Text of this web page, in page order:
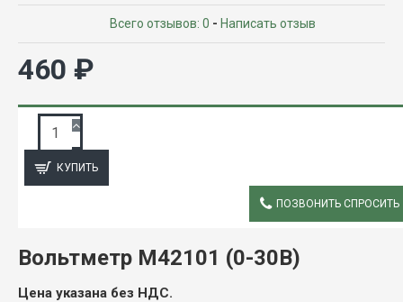
Всего отзывов: 0 - Написать отзыв
460 ₽
КУПИТЬ
ПОЗВОНИТЬ СПРОСИТЬ
Вольтметр М42101 (0-30В)
Цена указана без НДС.